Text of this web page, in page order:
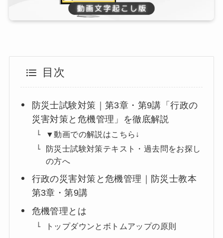
目次
防災士試験対策｜第3章・第9講「行政の
災害対策と危機管理」を徹底解説
▼動画での解説はこちら↓
防災士試験対策テキスト・過去問をお探し
の方へ
行政の災害対策と危機管理｜防災士教本
第3章・第9講
危機管理とは
トップダウンとボトムアップの原則